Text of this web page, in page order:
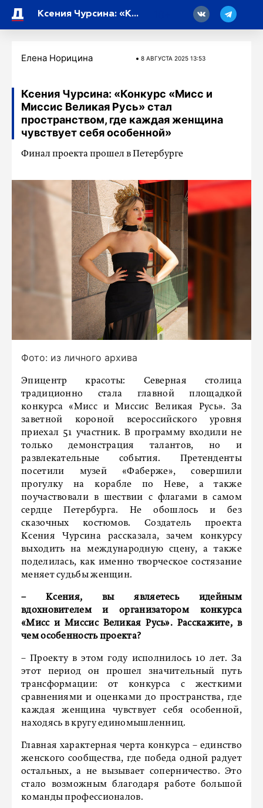
Ксения Чурсина: «Конкурс «Мисс и Миссис Великая Русь» стал пространством, где каждая женщина чувствует себя особенной»
Елена Норицина 8 АВГУСТА 2025 13:53
Ксения Чурсина: «Конкурс «Мисс и
Миссис Великая Русь» стал
пространством, где каждая женщина
чувствует себя особенной»
Финал проекта прошел в Петербурге
Фото: из личного архива
Эпицентр красоты: Северная столица
традиционно стала главной площадкой
конкурса «Мисс и Миссис Великая Русь». За
заветной короной всероссийского уровня
приехал 51 участник. В программу входили не
только демонстрация талантов, но и
развлекательные события. Претенденты
посетили музей «Фаберже», совершили
прогулку на корабле по Неве, а также
поучаствовали в шествии с флагами в самом
сердце Петербурга. Не обошлось и без
сказочных костюмов. Создатель проекта
Ксения Чурсина рассказала, зачем конкурсу
выходить на международную сцену, а также
поделилась, как именно творческое состязание
меняет судьбы женщин.
– Ксения, вы являетесь идейным
вдохновителем и организатором конкурса
«Мисс и Миссис Великая Русь». Расскажите, в
чем особенность проекта?
– Проекту в этом году исполнилось 10 лет. За
этот период он прошел значительный путь
трансформации: от конкурса с жесткими
сравнениями и оценками до пространства, где
каждая женщина чувствует себя особенной,
находясь в кругу единомышленниц.
Главная характерная черта конкурса – единство
женского сообщества, где победа одной радует
остальных, а не вызывает соперничество. Это
стало возможным благодаря работе большой
команды профессионалов.